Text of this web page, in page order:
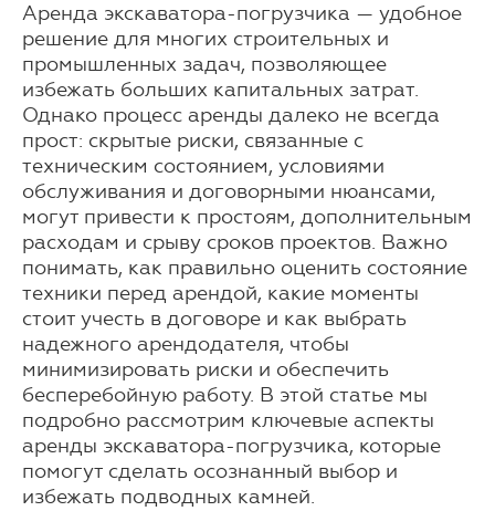
Аренда экскаватора-погрузчика — удобное
решение для многих строительных и
промышленных задач, позволяющее
избежать больших капитальных затрат.
Однако процесс аренды далеко не всегда
прост: скрытые риски, связанные с
техническим состоянием, условиями
обслуживания и договорными нюансами,
могут привести к простоям, дополнительным
расходам и срыву сроков проектов. Важно
понимать, как правильно оценить состояние
техники перед арендой, какие моменты
стоит учесть в договоре и как выбрать
надежного арендодателя, чтобы
минимизировать риски и обеспечить
бесперебойную работу. В этой статье мы
подробно рассмотрим ключевые аспекты
аренды экскаватора-погрузчика, которые
помогут сделать осознанный выбор и
избежать подводных камней.